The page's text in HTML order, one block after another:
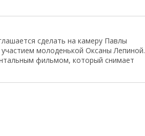
сделать на камеру Павлы
молоденькой Оксаны Лепиной.
фильмом, который снимает